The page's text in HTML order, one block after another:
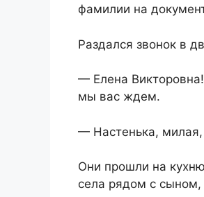
фамилии на
Раздался звонок в
— Елена
мы вас ждем.
— Настенька, милая,
Они прошли на
села рядом с сыном,